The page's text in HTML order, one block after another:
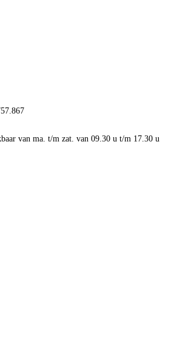
van ma. t/m zat. van 09.30 u t/m 17.30 u